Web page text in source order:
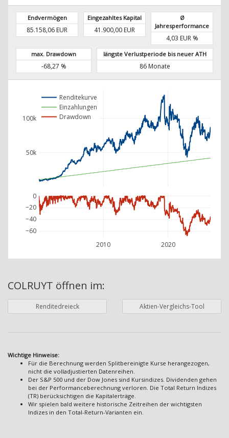
Endvermögen
85.158,06 EUR
Eingezahltes Kapital
41.900,00 EUR
Ø
Jahresperformance
4,03 EUR %
max. Drawdown
-68,27 %
längste Verlustperiode bis neuer ATH
86 Monate
50k
100k
2010 2020
−60
−40
−20
0
Renditekurve
Einzahlungen
Drawdown
COLRUYT öffnen im:
Renditedreieck Aktien-Vergleichs-Tool
Wichtige Hinweise:
Für die Berechnung werden Splitbereinigte Kurse herangezogen,
nicht die volladjustierten Datenreihen.
Der S&P 500 und der Dow Jones sind Kursindizes. Dividenden gehen
bei der Performanceberechnung verloren. Die Total Return Indizes
(TR) berücksichtigen die Kapitalerträge.
Wir spielen bald weitere historische Zeitreihen der wichtigsten
Indizes in den Total-Return-Varianten ein.